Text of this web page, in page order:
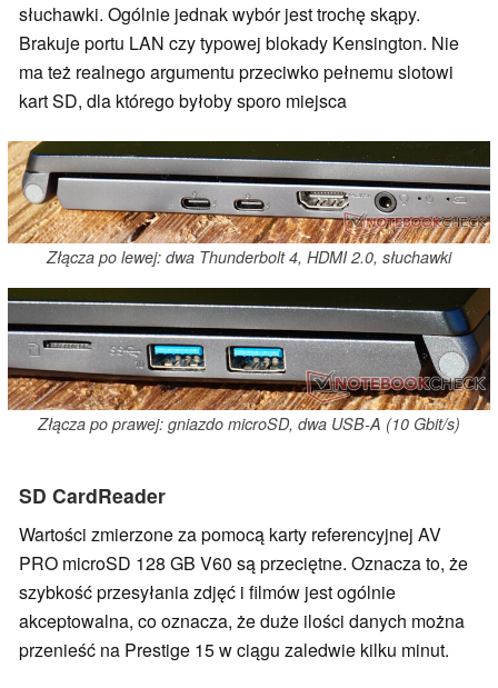
słuchawki. Ogólnie jednak wybór jest trochę skąpy.
Brakuje portu LAN czy typowej blokady Kensington. Nie
ma też realnego argumentu przeciwko pełnemu slotowi
kart SD, dla którego byłoby sporo miejsca
Złącza po lewej: dwa Thunderbolt 4, HDMI 2.0, słuchawki
Złącza po prawej: gniazdo microSD, dwa USB-A (10 Gbit/s)
SD CardReader
Wartości zmierzone za pomocą karty referencyjnej AV
PRO microSD 128 GB V60 są przeciętne. Oznacza to, że
szybkość przesyłania zdjęć i filmów jest ogólnie
akceptowalna, co oznacza, że duże ilości danych można
przenieść na Prestige 15 w ciągu zaledwie kilku minut.